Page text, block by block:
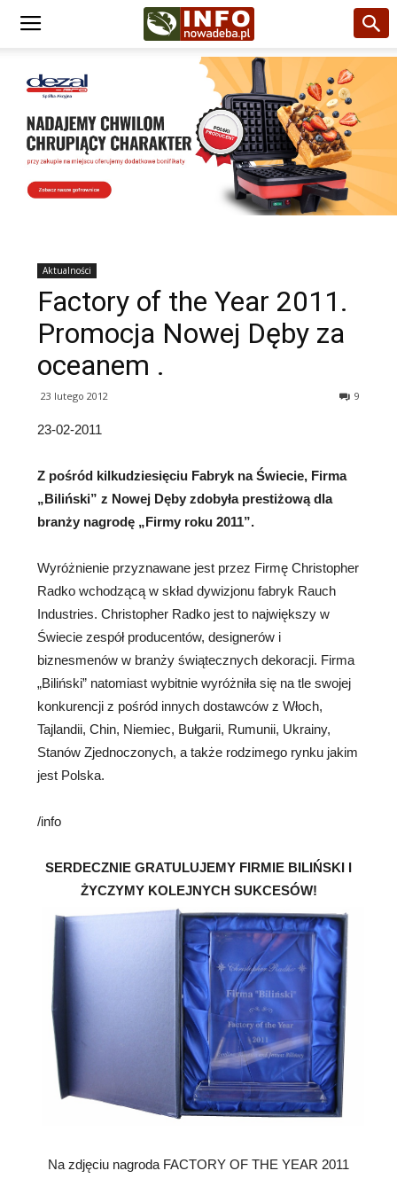
Aktualności
Factory of the Year 2011.
Promocja Nowej Dęby za
oceanem .
23 lutego 2012 9
23-02-2011
Z pośród kilkudziesięciu Fabryk na Świecie, Firma
„Biliński” z Nowej Dęby zdobyła prestiżową dla
branży nagrodę „Firmy roku 2011”.
Wyróżnienie przyznawane jest przez Firmę Christopher
Radko wchodzącą w skład dywizjonu fabryk Rauch
Industries. Christopher Radko jest to największy w
Świecie zespół producentów, designerów i
biznesmenów w branży świątecznych dekoracji. Firma
„Biliński” natomiast wybitnie wyróżniła się na tle swojej
konkurencji z pośród innych dostawców z Włoch,
Tajlandii, Chin, Niemiec, Bułgarii, Rumunii, Ukrainy,
Stanów Zjednoczonych, a także rodzimego rynku jakim
jest Polska.
/info
SERDECZNIE GRATULUJEMY FIRMIE BILIŃSKI I
ŻYCZYMY KOLEJNYCH SUKCESÓW!
Na zdjęciu nagroda FACTORY OF THE YEAR 2011